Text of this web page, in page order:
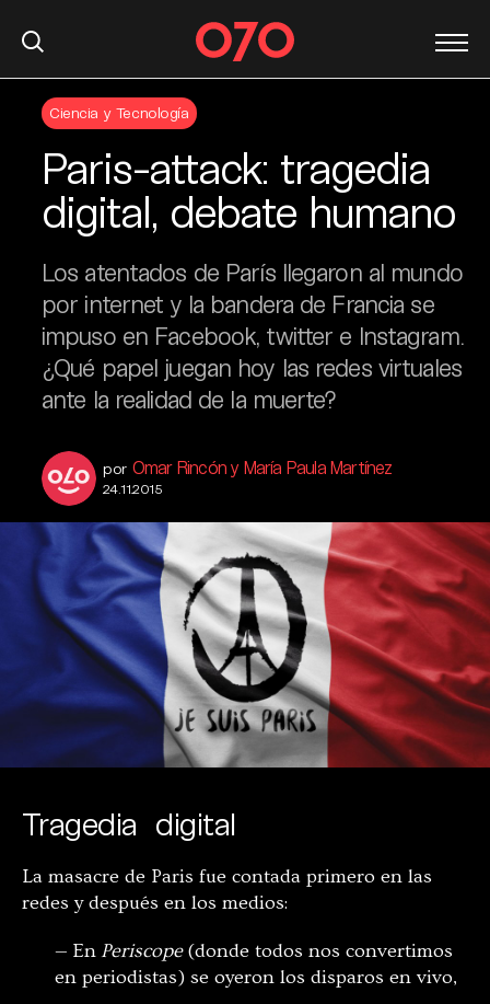
Ciencia y Tecnología
Paris-attack: tragedia
digital, debate humano
Los atentados de París llegaron al mundo
por internet y la bandera de Francia se
impuso en Facebook, twitter e Instagram.
¿Qué papel juegan hoy las redes virtuales
ante la realidad de la muerte?
por Omar Rincón y María Paula Martínez
24.11.2015
Tragedia digital
La masacre de Paris fue contada primero en las
redes y después en los medios:
— EnPeriscope(donde todos nos convertimos
en periodistas) se oyeron los disparos en vivo,